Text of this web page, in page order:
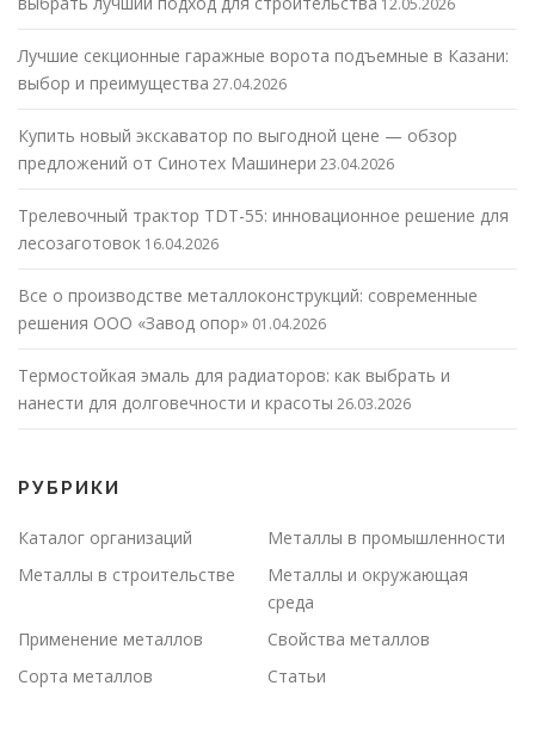
12.05.2026
Лучшие секционные гаражные ворота подъемные в Казани:
выбор и преимущества 27.04.2026
Купить новый экскаватор по выгодной цене — обзор
предложений от Синотех Машинери 23.04.2026
Трелевочный трактор TDT-55: инновационное решение для
лесозаготовок 16.04.2026
Все о производстве металлоконструкций: современные
решения ООО «Завод опор» 01.04.2026
Термостойкая эмаль для радиаторов: как выбрать и
нанести для долговечности и красоты 26.03.2026
РУБРИКИ
Каталог организаций
Металлы в промышленности
Металлы в строительстве
Металлы и окружающая
среда
Применение металлов
Свойства металлов
Сорта металлов
Статьи